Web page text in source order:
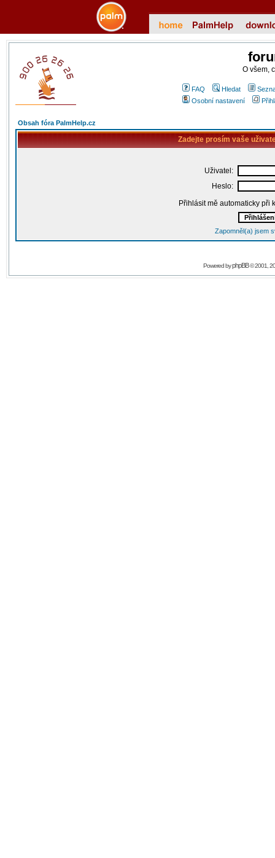
O všem,
FAQ Hledat
Osobní nastavení
Obsah fóra PalmHelp.cz
Zadejte prosím vaše
Uživatel:
Heslo:
Přihlásit mě automaticky při
Zapomněl(a) jsem
Powered byphpBB© 2001,